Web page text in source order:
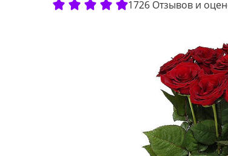
1726 Отзывов и